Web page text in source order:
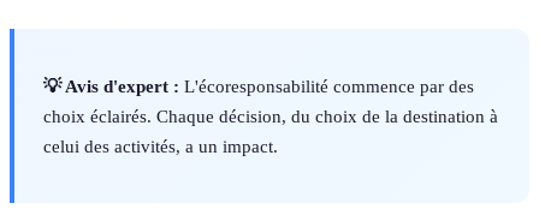
💡 Avis d'expert : L'écoresponsabilité commence par des
choix éclairés. Chaque décision, du choix de la destination à
celui des activités, a un impact.